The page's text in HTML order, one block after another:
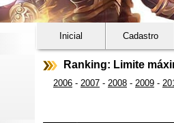
Inicial Cadastro
Ranking: Limite
2006 - 2007 - 2008 - 2009 -